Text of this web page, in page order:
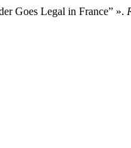
Goes Legal in France” ».